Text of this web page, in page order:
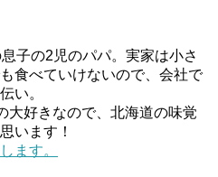
子の2児のパパ。実家は小さ
食べていけないので、会社で
い。
大好きなので、北海道の味覚
います！
ます。